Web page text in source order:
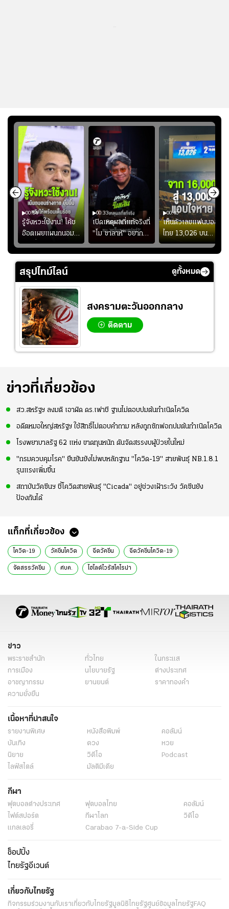
00:54
รู้จังหวะใช้งาน! โค้ช
อ๊อตเผยแผนถนอม
“บุ๋มบิ๋ม” เพื่อรักษา
ร่างกายให้พร้อมที่สุด
00:33
เปิดเหตุผลที่แท้จริงที่
"โม ซาลาห์" อยาก
ย้ายซบ "แทร็บซอนส
ปอร์"
00:40
เห็นตัวเลขแฟนบอล
ไทย 13,026 บน
สกอร์บอร์ดแล้วแอบ
ใจหาย น้อยกว่านัดที่
แล้วเจอมาเลเซียตั้ง
สรุปไทม์ไลน์ ดูทั้งหมด
สงครามตะวันออกกลาง
ติดตาม
ข่าวที่เกี่ยวข้อง
สว.สหรัฐฯ ลงมติ เอาผิด ดร.เฟาชี ฐานไม่ตอบปมต้นกำเนิดโควิด
อดีตหมอใหญ่สหรัฐฯ ใช้สิทธิ์ไม่ตอบคำถาม หลังถูกซักฟอกปมต้นกำเนิดโควิด
โรงพยาบาลรัฐ 62 แห่ง ขาดทุนหนัก ดันจัดสรรงบผู้ป่วยในใหม่
"กรมควบคุมโรค" ยืนยันยังไม่พบหลักฐาน "โควิด-19" สายพันธุ์ NB.1.8.1
รุนแรงเพิ่มขึ้น
สถาบันวัคซีนฯ ชี้โควิดสายพันธุ์ "Cicada" อยู่ช่วงเฝ้าระวัง วัคซีนยัง
ป้องกันได้
แท็กที่เกี่ยวข้อง
โควิด-19 วัคซีนโควิด ฉีดวัคซีน ฉีดวัคซีนโควิด-19
จัดสรรวัคซีน ศบค. ไฮไลต์ไวรัสโคโรน่า
ข่าว
พระราชสำนัก ทั่วไทย
ในกระแส
การเมือง
นโยบายรัฐ
ต่างประเทศ
อาชญากรรม
ยานยนต์
ราคาทองคำ
ความยั่งยืน
เนื้อหาที่น่าสนใจ
รายงานพิเศษ หนังสือพิมพ์
คอลัมน์
บันเทิง
ดวง
หวย
นิยาย
วิดีโอ
Podcast
ไลฟ์สไตล์
มัลติมีเดีย
กีฬา
ฟุตบอลต่่างประเทศ ฟุตบอลไทย
คอลัมน์
ไฟต์สปอร์ต
กีฬาโลก
วิดีโอ
แกลเลอรี่
Carabao 7-a-Side Cup
ช็อปปิ้ง
ไทยรัฐอีเวนต์
เกี่ยวกับไทยรัฐ
กิจกรรมร่วมงานกับเราเกี่ยวกับไทยรัฐมูลนิธิไทยรัฐศูนย์ข้อมูลไทยรัฐ FAQ